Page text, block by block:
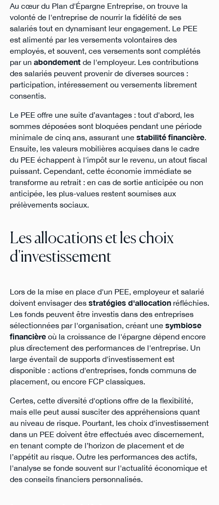
Au cœur du Plan d'Épargne Entreprise, on trouve la
volonté de l'entreprise de nourrir la fidélité de ses
salariés tout en dynamisant leur engagement. Le PEE
est alimenté par les versements volontaires des
employés, et souvent, ces versements sont complétés
par un abondementde l'employeur. Les contributions
des salariés peuvent provenir de diverses sources :
participation, intéressement ou versements librement
consentis.
Le PEE offre une suite d’avantages : tout d'abord, les
sommes déposées sont bloquées pendant une période
minimale de cinq ans, assurant une stabilité financière.
Ensuite, les valeurs mobilières acquises dans le cadre
du PEE échappent à l'impôt sur le revenu, un atout fiscal
puissant. Cependant, cette économie immédiate se
transforme au retrait : en cas de sortie anticipée ou non
anticipée, les plus-values restent soumises aux
prélèvements sociaux.
Les allocations et les choix
d'investissement
Lors de la mise en place d'un PEE, employeur et salarié
doivent envisager des stratégies d'allocationréfléchies.
Les fonds peuvent être investis dans des entreprises
sélectionnées par l'organisation, créant une symbiose
financièreoù la croissance de l'épargne dépend encore
plus directement des performances de l'entreprise. Un
large éventail de supports d'investissement est
disponible : actions d'entreprises, fonds communs de
placement, ou encore FCP classiques.
Certes, cette diversité d'options offre de la flexibilité,
mais elle peut aussi susciter des appréhensions quant
au niveau de risque. Pourtant, les choix d'investissement
dans un PEE doivent être effectués avec discernement,
en tenant compte de l’horizon de placement et de
l’appétit au risque. Outre les performances des actifs,
l'analyse se fonde souvent sur l'actualité économique et
des conseils financiers personnalisés.